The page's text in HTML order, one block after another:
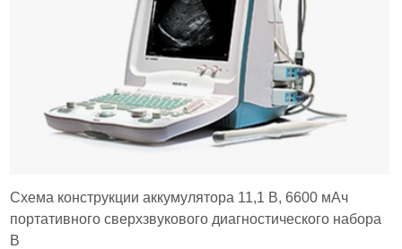
Схема конструкции аккумулятора 11,1 В, 6600 мАч
портативного сверхзвукового диагностического набора
B